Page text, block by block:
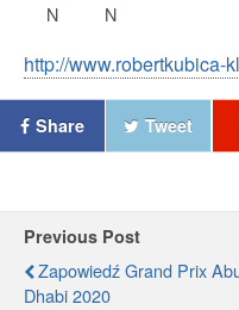
N
N
http://www.robertkubica-
Share Tweet
Previous Post
Zapowiedź Grand Prix
Dhabi 2020